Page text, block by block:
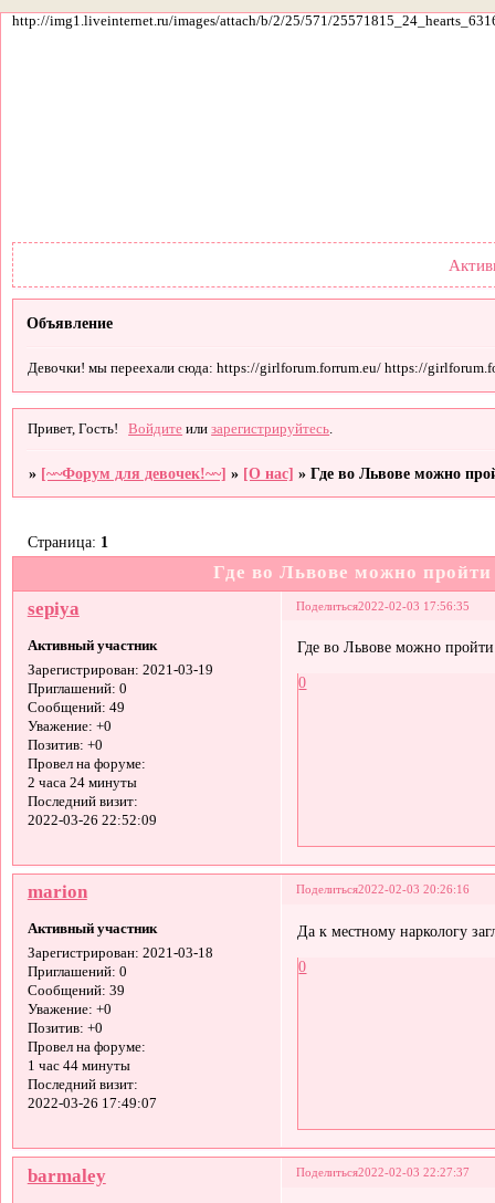
http://img1.liveinternet.ru/images/attach/b/2/25/571/
Объявление
Девочки! мы переехали сюда: https://girlforum.forrum.eu/ https://
Привет, Гость! Войдите илизарегистрируйтесь
» [~~Форум для девочек!~~] » [О нас] »Где во Львове можно
Где во Львове можно
Страница: 1
Поделиться2022-02-03 17:56:35
sepiya
Активный участник
Зарегистрирован: 2021-03-19
Приглашений: 0
Сообщений: 49
Уважение: +0
Позитив: +0
Провел на форуме:
2 часа 24 минуты
Последний визит:
2022-03-26 22:52:09
Где во Львове можно пройти
0
Поделиться2022-02-03 20:26:16
marion
Активный участник
Зарегистрирован: 2021-03-18
Приглашений: 0
Сообщений: 39
Уважение: +0
Позитив: +0
Провел на форуме:
1 час 44 минуты
Последний визит:
2022-03-26 17:49:07
Да к местному наркологу
0
Поделиться2022-02-03 22:27:37
barmaley